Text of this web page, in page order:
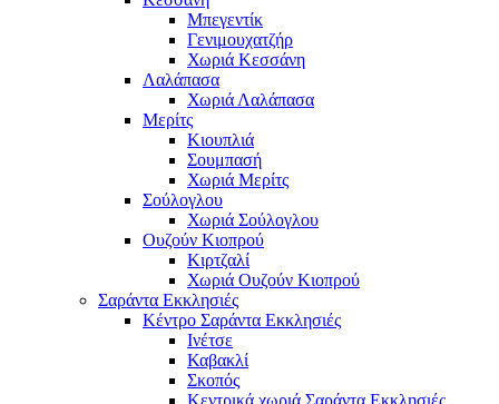
Μπεγεντίκ
Γενιμουχατζήρ
Χωριά Κεσσάνη
Λαλάπασα
Χωριά Λαλάπασα
Μερίτς
Κιουπλιά
Σουμπασή
Χωριά Μερίτς
Σούλογλου
Χωριά Σούλογλου
Ουζούν Κιοπρού
Κιρτζαλί
Χωριά Ουζούν Κιοπρού
Σαράντα Εκκλησιές
Κέντρο Σαράντα Εκκλησιές
Ινέτσε
Καβακλί
Σκοπός
Κεντρικά χωριά Σαράντα Εκκλησιές